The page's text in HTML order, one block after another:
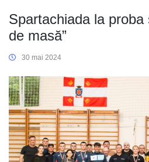
Spartachiada la proba
de masă”
30 mai 2024